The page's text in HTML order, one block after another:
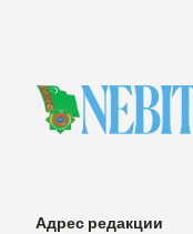
Адрес редакции